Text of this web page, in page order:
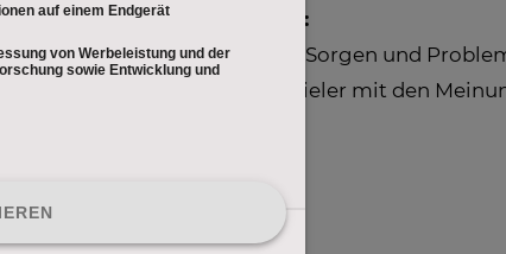
"Café Puls Wahlwandern":
Österreich und hört sich Sorgen und
per Video-Zuspieler mit den